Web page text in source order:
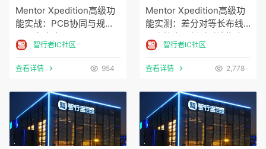
Mentor Xpedition高级功
能实战：PCB协同与规则
设置全攻略
智行者IC社区
查看详情 954
Mentor Xpedition高级功
能实测：差分对等长布线
三步搞定，新手避坑指南
智行者IC社区
查看详情 2,778